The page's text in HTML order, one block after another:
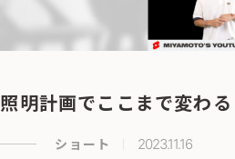
照明計画でここまで変わる
ショート 2023.11.16